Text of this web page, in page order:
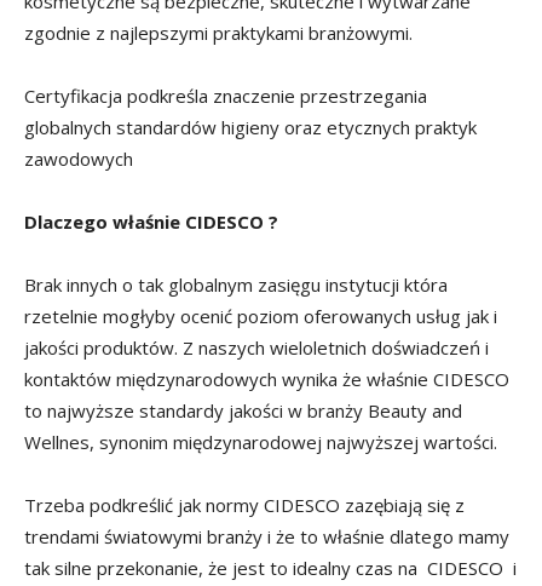
zgodnie z najlepszymi praktykami branżowymi.
Certyfikacja podkreśla znaczenie przestrzegania
globalnych standardów higieny oraz etycznych praktyk
zawodowych
Dlaczego właśnie CIDESCO ?
Brak innych o tak globalnym zasięgu instytucji która
rzetelnie mogłyby ocenić poziom oferowanych usług jak i
jakości produktów. Z naszych wieloletnich doświadczeń i
kontaktów międzynarodowych wynika że właśnie CIDESCO
to najwyższe standardy jakości w branży Beauty and
Wellnes, synonim międzynarodowej najwyższej wartości.
Trzeba podkreślić jak normy CIDESCO zazębiają się z
trendami światowymi branży i że to właśnie dlatego mamy
tak silne przekonanie, że jest to idealny czas na CIDESCO i